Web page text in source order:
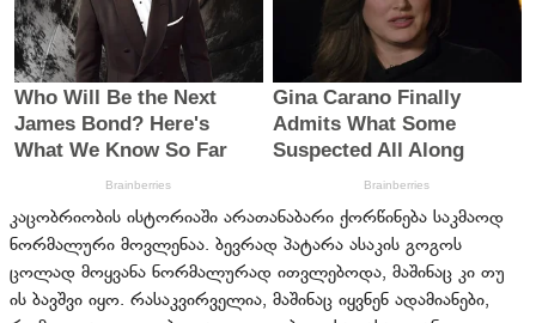
კაცობრიობის ისტორიაში არათანაბარი ქორწინება საკმაოდ
ნორმალური მოვლენაა. ბევრად პატარა ასაკის გოგოს
ცოლად მოყვანა ნორმალურად ითვლებოდა, მაშინაც კი თუ
ის ბავშვი იყო. რასაკვირველია, მაშინაც იყვნენ ადამიანები,